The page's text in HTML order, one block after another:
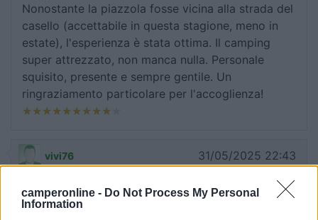
camperonline - Do Not Process My Personal
Information
Nonostante la piazzola fosse vicina alla strada del
casello (accettabile in questa stagione, meno in
estate), l'esperienza è stata ottima. Il camping
super attrezzato, non manca nulla. Personale
squisito, presente e sempre gentile. Un
ringraziamento particolare per l'accoglienza!
vivi76 31/05/2025 22:43
Bellissimo campeggio! Bagni puliti e soprattutto
nuovi, docce libere e con luce foto cromatica... Vi